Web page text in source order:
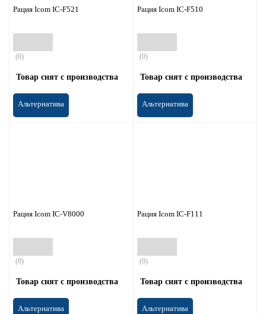
Рация Icom IC-F521
(0)
Товар снят с производства
Альтернатива
Рация Icom IC-F510
(0)
Товар снят с производства
Альтернатива
Рация Icom IC-V8000
(0)
Товар снят с производства
Альтернатива
Рация Icom IC-F111
(0)
Товар снят с производства
Альтернатива